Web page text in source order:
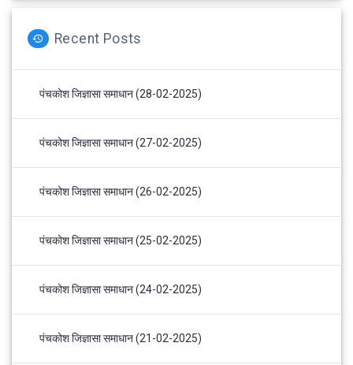
Recent Posts
पंचकोश जिज्ञासा समाधान (28-02-2025)
पंचकोश जिज्ञासा समाधान (27-02-2025)
पंचकोश जिज्ञासा समाधान (26-02-2025)
पंचकोश जिज्ञासा समाधान (25-02-2025)
पंचकोश जिज्ञासा समाधान (24-02-2025)
पंचकोश जिज्ञासा समाधान (21-02-2025)